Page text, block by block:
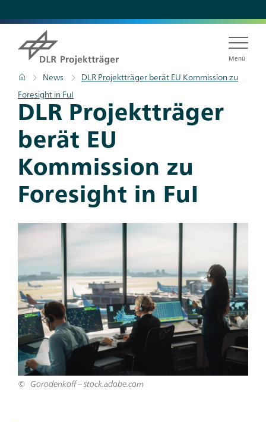
zum
Inhalt
Menü
Pfadnavigation
Startseite
News
DLR Projektträger berät EU Kommission zu
Foresight in FuI
DLR Projektträger
berät EU
Kommission zu
Foresight in FuI
Gorodenkoff – stock.adobe.com